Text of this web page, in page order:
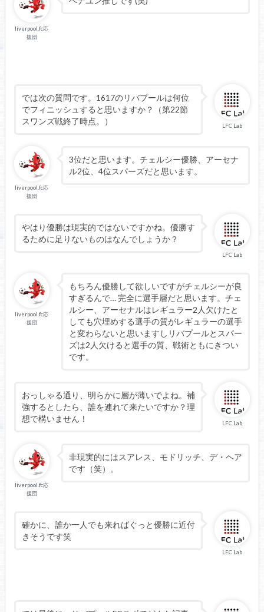
liverpool.fc応
援団
LFC Lab
では次の質問です。1617のリバプールは何位
でフィニッシュすると思いますか？（第22節
スワンズ戦終了時点。）
liverpool.fc応
援団
3位だと思います。チェルシー優勝、アーセナ
ル2位、4位スパーズだと思います。
LFC Lab
やはり優勝は現実的ではないですかね。優勝す
るために足りないものはなんでしょうか？
liverpool.fc応
援団
もちろん優勝して欲しいですがチェルシーが良
すぎるんで… 完全に選手層だと思います。チェ
ルシー、アーセナルはレギュラー2人欠けたと
しても穴埋めする選手の質がレギュラーの選手
と変わらないと思いますしリバプールとスパー
ズは2人欠けると選手の質、戦術ともにきつい
です。
LFC Lab
おっしゃる通り、明らかに層が薄いでよね。補
強するとしたら、誰を連れて来たいですか？理
想で構いません！
liverpool.fc応
援団
非現実的にはスアレス、モドリッチ、デ・ヘア
です（笑）。
LFC Lab
確かに、誰か一人でも来ればぐっと優勝に近付
きそうです笑